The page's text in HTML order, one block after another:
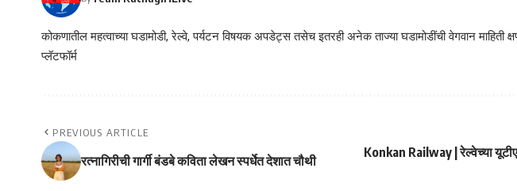
कोकणातील महत्वाच्या घडामोडी, रेल्वे, पर्यटन विषयक अपडेट्स तसेच इतरही अनेक ताज्या घडामोडींची वेगवान माहिती
प्लॅटफॉर्म
PREVIOUS ARTICLE
रत्नागिरीची गार्गी बंडबे कविता लेखन स्पर्धेत देशात चौथी
Konkan Railway | रेल्वेच्या